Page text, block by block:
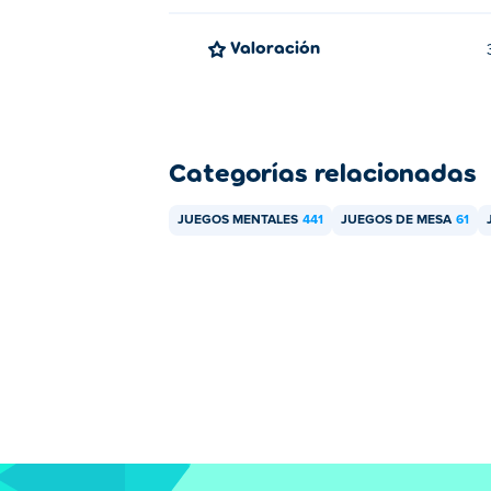
Valoración
Categorías relacionadas
JUEGOS MENTALES 441 JUEGOS DE MESA 61